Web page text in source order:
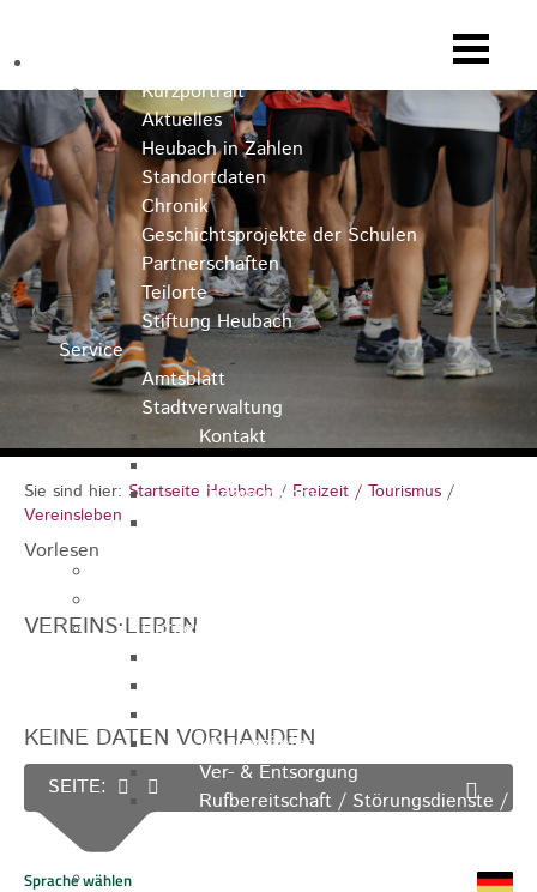
Kurzportrait
Aktuelles
Heubach in Zahlen
Standortdaten
Chronik
Geschichtsprojekte der Schulen
Partnerschaften
Teilorte
Stiftung Heubach
Service
Amtsblatt
Stadtverwaltung
Kontakt
Rathausteam
Organigramm
Bürgerservice
Wasserzähler
Ver- & Entsorgung
Rufbereitschaft / Störungsdienste /
Sie sind hier: Startseite Heubach / Freizeit / Tourismus /
Vereinsleben
Vorlesen
VEREINS·LEBEN
KEINE DATEN VORHANDEN
SEITE: